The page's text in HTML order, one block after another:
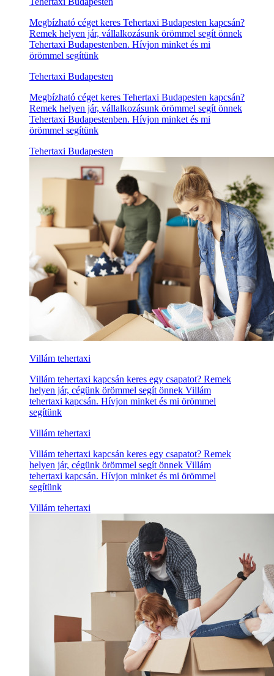
Megbízható céget keres Tehertaxi Budapesten kapcsán?
Remek helyen jár, vállalkozásunk örömmel segít önnek
Tehertaxi Budapestenben. Hívjon minket és mi
örömmel segítünk
Tehertaxi Budapesten
Megbízható céget keres Tehertaxi Budapesten kapcsán?
Remek helyen jár, vállalkozásunk örömmel segít önnek
Tehertaxi Budapestenben. Hívjon minket és mi
örömmel segítünk
Tehertaxi Budapesten
Villám tehertaxi
Villám tehertaxi kapcsán keres egy csapatot? Remek
helyen jár, cégünk örömmel segít önnek Villám
tehertaxi kapcsán. Hívjon minket és mi örömmel
segítünk
Villám tehertaxi
Villám tehertaxi kapcsán keres egy csapatot? Remek
helyen jár, cégünk örömmel segít önnek Villám
tehertaxi kapcsán. Hívjon minket és mi örömmel
segítünk
Villám tehertaxi